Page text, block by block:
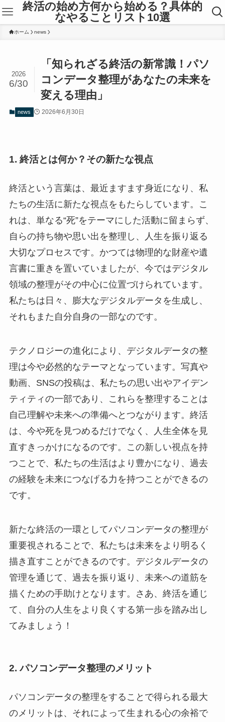
終活の始め方何から始める？具体的
なやることリスト10選
ホーム news
「知られざる終活の新常識！パソ
コンデータ整理があなたの未来を
変える理由」
2026
6/30
news 2026年6月30日
1. 終活とは何か？その新たな視点
終活という言葉は、最近ますます身近になり、私
たちの生活に新たな視点をもたらしています。こ
れは、単なる“死”をテーマにした活動に留まらず、
自らの持ち物や思い出を整理し、人生を振り返る
大切なプロセスです。かつては物理的な財産や遺
言書に重きを置いていましたが、今ではデジタル
領域の整理がその中心に位置づけられています。
私たちは日々、膨大なデジタルデータを生成し、
それもまた自分自身の一部なのです。
テクノロジーの進化により、デジタルデータの整
理は今や必然的なテーマとなっています。写真や
動画、SNSの投稿は、私たちの思い出やアイデン
ティティの一部であり、これらを整理することは
自己理解や未来への準備へとつながります。終活
は、今や死を見つめるだけでなく、人生全体を見
直すきっかけになるのです。この新しい視点を持
つことで、私たちの生活はより豊かになり、過去
の経験を未来につなげる力を持つことができるの
です。
新たな終活の一環としてパソコンデータの整理が
重要視されることで、私たちは未来をより明るく
描き直すことができるのです。デジタルデータの
管理を通じて、過去を振り返り、未来への道筋を
描くための手助けとなります。さあ、終活を通じ
て、自分の人生をより良くする第一歩を踏み出し
てみましょう！
2. パソコンデータ整理のメリット
パソコンデータの整理をすることで得られる最大
のメリットは、それによって生まれる心の余裕で